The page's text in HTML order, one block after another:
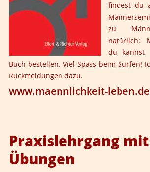
findest du
zu
natürlich:
du kannst
Buch bestellen. Viel Spass beim Surfen!
Rückmeldungen dazu.
www.maennlichkeit-leben.de
Praxislehrgang mit
Übungen